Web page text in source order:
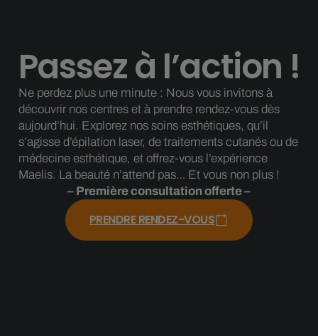
Passez à l’action !
Ne perdez plus une minute : Nous vous invitons à
découvrir nos centres et à prendre rendez-vous dès
aujourd’hui. Explorez nos soins esthétiques, qu’il
s’agisse d’épilation laser, de traitements cutanés ou de
médecine esthétique, et offrez-vous l’expérience
Maelis. La beauté n’attend pas… Et vous non plus !
– Première consultation offerte –
PRENDRE RENDEZ-VOUS